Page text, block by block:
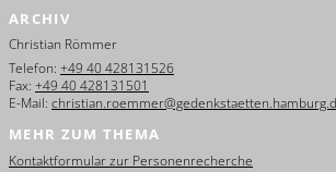
Français
Dansk
Español
ARCHIV
Christian Römmer
Telefon: +49 40 428131526
Fax: +49 40 428131501
E-Mail:
MEHR ZUM THEMA
Kontaktformular zur Personenrecherche